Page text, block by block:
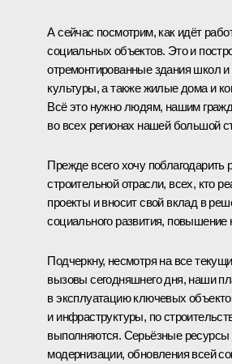
А сейчас посмотрим, как идёт
социальных объектов. Это и
отремонтированные здания школ
культуры, а также жилые дома и
Всё это нужно людям, нашим
во всех регионах нашей большой
Прежде всего хочу поблагодарить
строительной отрасли, всех, кто
проекты и вносит свой вклад в
социального развития, повышение
Подчеркну, несмотря на все
вызовы сегодняшнего дня, наши
в эксплуатацию ключевых
и инфраструктуры, по
выполняются. Серьёзные ресурсы
модернизации, обновления всей